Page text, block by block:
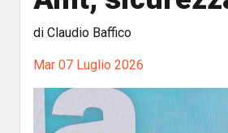
di Claudio Baffico
Mar 07 Luglio 2026